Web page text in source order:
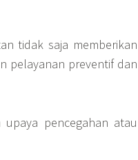
tidak saja memberikan
pelayanan preventif dan
pencegahan atau